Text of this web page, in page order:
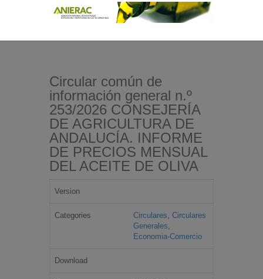
Circular común de
información general n.º
253/2026 CONSEJERÍA
DE AGRICULTURA DE
ANDALUCÍA. INFORME
DE PRECIOS MENSUAL
DEL ACEITE DE OLIVA
Version
Categories Circulares Circulares
Generales
Economia-Comercio
Download